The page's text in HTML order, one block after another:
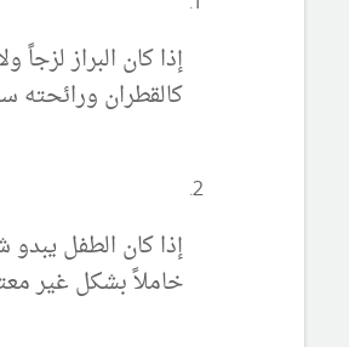
إذا كان البراز لزجاً
كالقطران ورائحته
إذا كان الطفل يبدو
خاملاً بشكل غير